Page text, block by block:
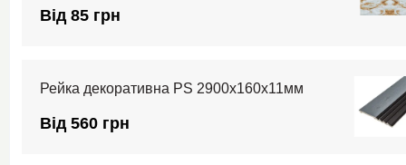
Від 85 грн
Рейка декоративна PS 2900х160х11мм
Від 560 грн